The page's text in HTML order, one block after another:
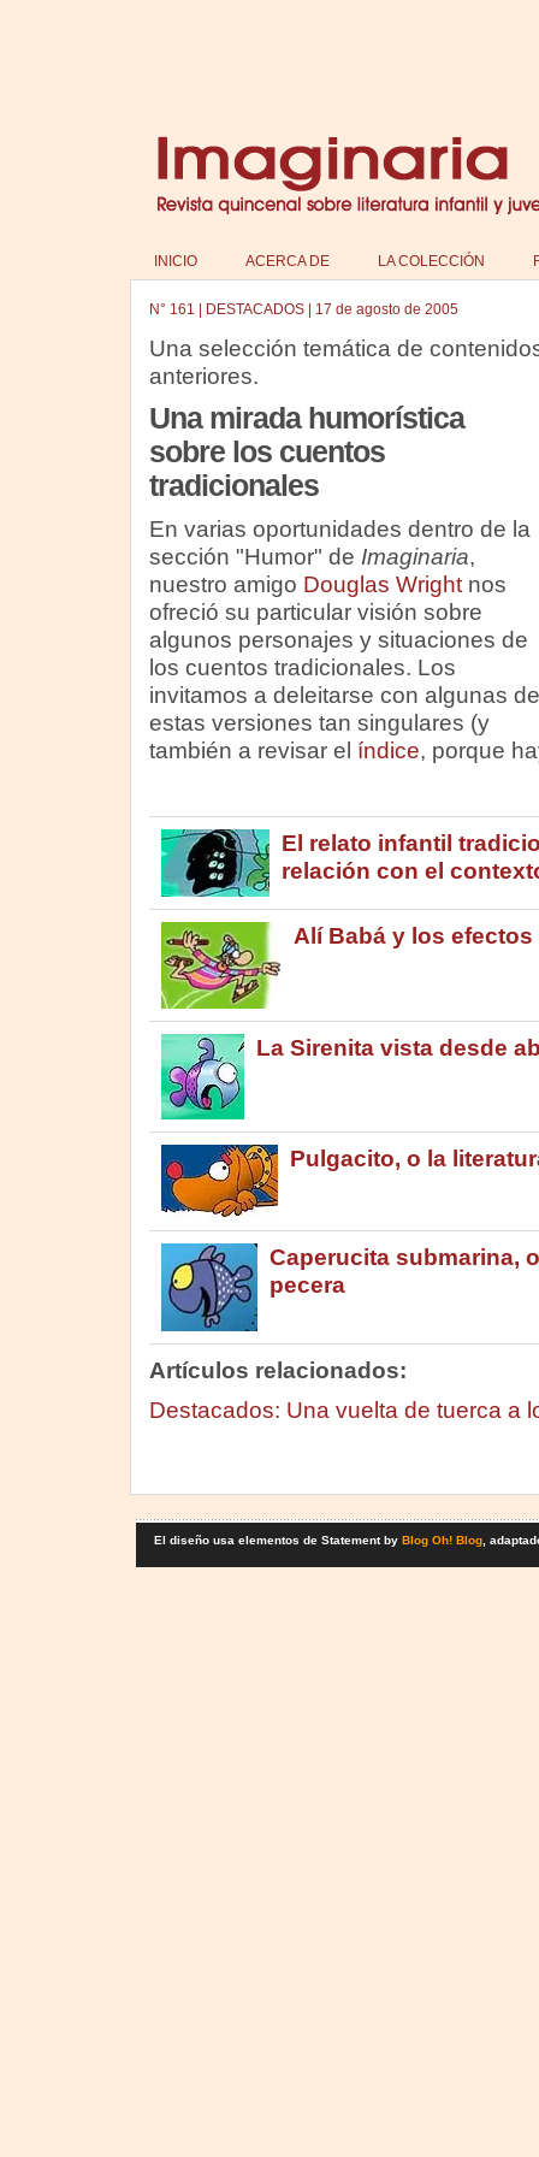
INICIO ACERCA DE LA COLECCIÓN
N° 161 DESTACADOS| 17 de agosto de 2005
Una selección temática de
anteriores.
Una mirada humorística
sobre los cuentos
tradicionales
En varias oportunidades dentro de la
sección "Humor" de Imaginaria,
nuestro amigo Douglas Wright nos
ofreció su particular visión sobre
algunos personajes y situaciones de
los cuentos tradicionales. Los
invitamos a deleitarse con algunas de
estas versiones tan singulares (y
también a revisar el índice, porque
El relato infantil
relación con el
Alí Babá y los
La Sirenita vista desde
Pulgacito, o la
Caperucita submarina,
pecera
Artículos relacionados:
Destacados: Una vuelta de tuerca a
El diseño usa elementos de Statement by Blog Oh! Blog,